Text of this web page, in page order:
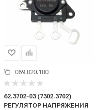
069.020.180
62.3702-03 (7302.3702)
РЕГУЛЯТОР НАПРЯЖЕНИЯ